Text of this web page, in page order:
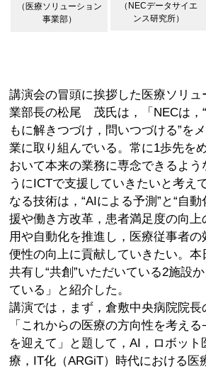
（医療ソリューション
事業部）
（NECデータサイエ
ンス研究所）
講演会の冒頭に挨拶した医療ソリ
業部長の松尾 茂氏は，「NECは，
もに解きつづけ，問いつづける”を
業に取り組んでいる。常に1歩先を
おいて本来の業務に専念できるよう
うにICTで支援していきたいと考え
なる技術は，“AIによる予測”と“自
援や働き方改革，患者満足度の向上
用や自動化を推進し，医療従事者の
便性の向上に貢献していきたい。本
共有し“共創”いただいている2施設
ている」と紹介した。
講演では，まず，倉敷中央病院院
「これからの医療の方向性を考え
を迎えて」と題して，AI，ロボット
療，IT化（ARGiT）時代における医